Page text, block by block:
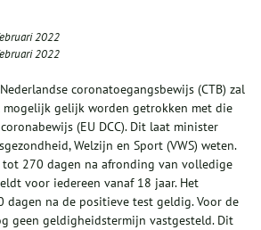
2022
2022
coronatoegangsbewijs (CTB) zal
mogelijk gelijk worden getrokken met die
(EU DCC). Dit laat minister
Welzijn en Sport (VWS) weten.
tot 270 dagen na afronding van volledige
voor iedereen vanaf 18 jaar. Het
dagen na de positieve test geldig. Voor de
geen geldigheidstermijn vastgesteld. Dit